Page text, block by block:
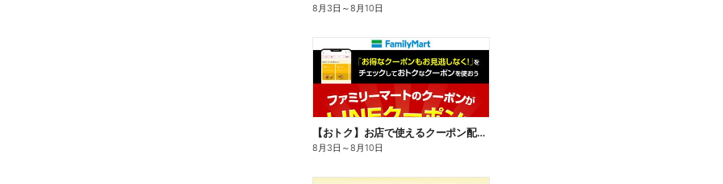
8月3日 ～8月10日
【おトク】お店で使えるクーポン配信中
8月3日 ～8月10日